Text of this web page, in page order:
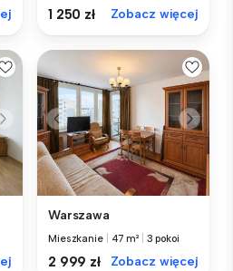
1 250 zł Zobacz więcej
Warszawa
Mieszkanie 47 m² 3 pokoi
2 999 zł Zobacz więcej